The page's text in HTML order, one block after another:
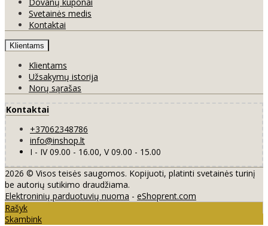
Svetainės medis
Kontaktai
Klientams
Klientams
Užsakymų istorija
Norų sąrašas
Kontaktai
+37062348786
info@inshop.lt
I - IV 09.00 - 16.00, V 09.00 - 15.00
2026 © Visos teisės saugomos. Kopijuoti, platinti svetainės turinį
be autorių sutikimo draudžiama.
Elektroninių parduotuvių nuoma - eShoprent.com
Rašyk
Skambink